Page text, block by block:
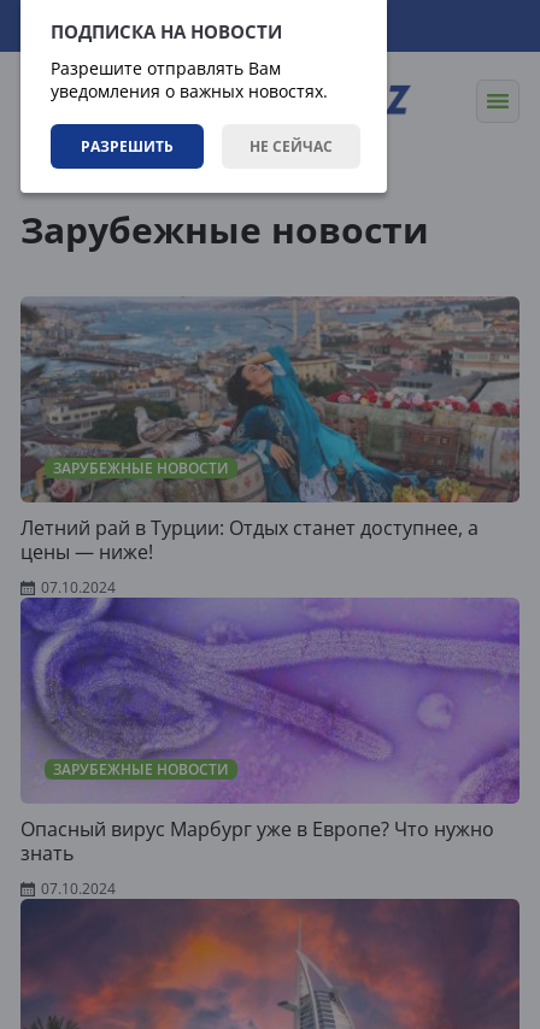
ПОДПИСКА НА НОВОСТИ
Разрешите отправлять Вам
уведомления о важных новостях.
РАЗРЕШИТЬ НЕ СЕЙЧАС
06.08.2026 09:55:16
Зарубежные новости
ЗАРУБЕЖНЫЕ НОВОСТИ
Летний рай в Турции: Отдых станет доступнее, а
цены — ниже!
07.10.2024
ЗАРУБЕЖНЫЕ НОВОСТИ
Опасный вирус Марбург уже в Европе? Что нужно
знать
07.10.2024